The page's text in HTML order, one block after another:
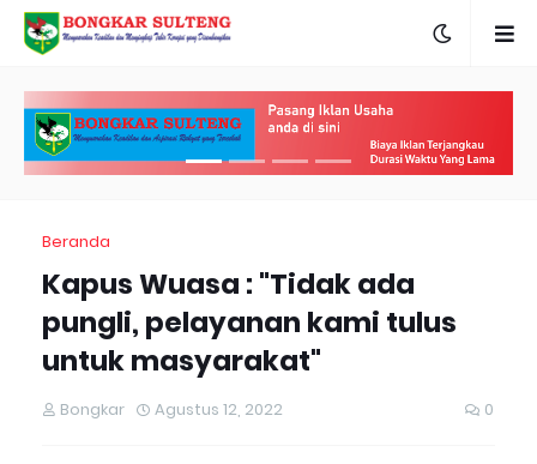
Beranda
Kapus Wuasa : "Tidak ada
pungli, pelayanan kami tulus
untuk masyarakat"
Bongkar Agustus 12, 2022 0